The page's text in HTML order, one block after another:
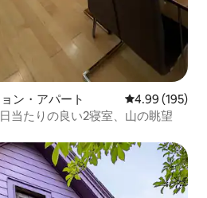
ン・アパート レビュー195
4.99 (195)
当たりの良い2寝室、山の眺望
す。